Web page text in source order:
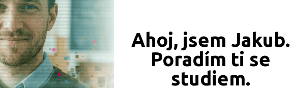
Ahoj, jsem Jakub.
Poradím ti se
studiem.
České Budějovice (11)
Český Krumlov (2)
Děčín (7)
Domažlice (5)